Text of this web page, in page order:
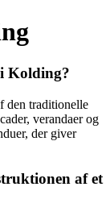
Kolding?
den traditionelle
verandaer og
der giver
af et